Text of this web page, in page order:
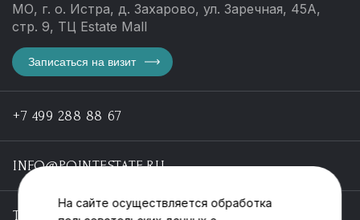
МО, г. о. Истра, д. Захарово, ул. Заречная, 45А,
стр. 9, ТЦ Estate Mall
Записаться на визит
+7 499 288 88 67
INFO@POINTESTATE.RU
TELEGRAM
На сайте осуществляется обработка